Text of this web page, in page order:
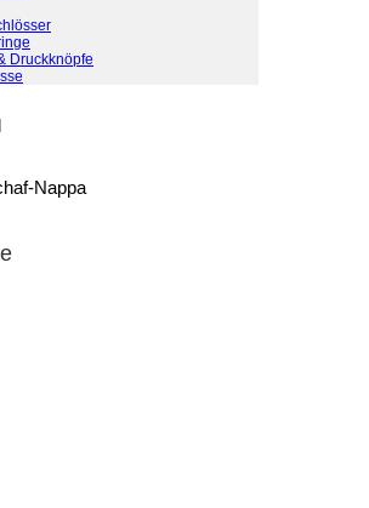
Druckknöpfe
8
Nappa